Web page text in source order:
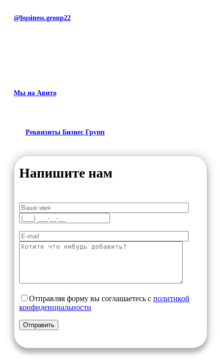
@business.group22
Мы на Авито
Реквизиты Бизнес Групп
Напишите нам
Отправляя форму вы соглашаетесь с политикой
конфиденциальности